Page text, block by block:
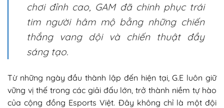
chơi đỉnh cao, GAM đã chinh phục trái
tim người hâm mộ bằng những chiến
thắng vang dội và chiến thuật đầy
sáng tạo.
Từ những ngày đầu thành lập đến hiện tại, G.E luôn giữ
vững vị thế trong các giải đấu lớn, trở thành niềm tự hào
của cộng đồng Esports Việt. Đây không chỉ là một đội